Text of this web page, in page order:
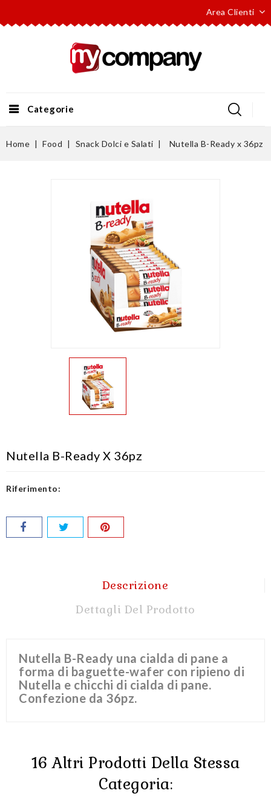
Area Clienti
Categorie
Home Food Snack Dolci e Salati Nutella B-Ready x 36pz
Nutella B-Ready X 36pz
Riferimento:
Descrizione
Dettagli Del Prodotto
Nutella B-Ready una cialda di pane a
forma di baguette-wafer con ripieno di
Nutella e chicchi di cialda di pane.
Confezione da 36pz.
16 Altri Prodotti Della Stessa
Categoria: